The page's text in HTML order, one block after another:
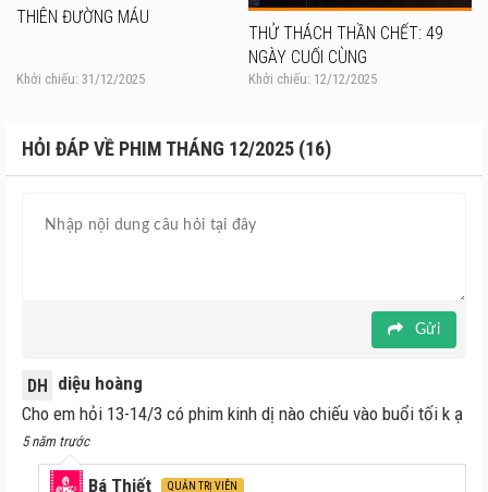
THIÊN ĐƯỜNG MÁU
Khởi chiếu: 31/12/2025
THỬ THÁCH THẦN CHẾT: 49
NGÀY CUỐI CÙNG
Khởi chiếu: 12/12/2025
HỎI ĐÁP VỀ PHIM THÁNG 12/2025 (16)
Gửi
DH diệu hoàng
Cho em hỏi 13-14/3 có phim kinh dị nào chiếu vào buổi tối k ạ
5 năm trước
Bá Thiết QUẢN TRỊ VIÊN